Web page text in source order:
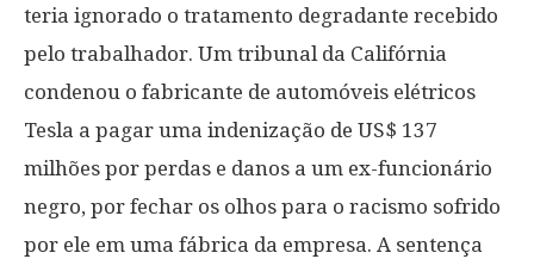
teria ignorado o tratamento degradante recebido
pelo trabalhador. Um tribunal da Califórnia
condenou o fabricante de automóveis elétricos
Tesla a pagar uma indenização de US$ 137
milhões por perdas e danos a um ex-funcionário
negro, por fechar os olhos para o racismo sofrido
por ele em uma fábrica da empresa. A sentença